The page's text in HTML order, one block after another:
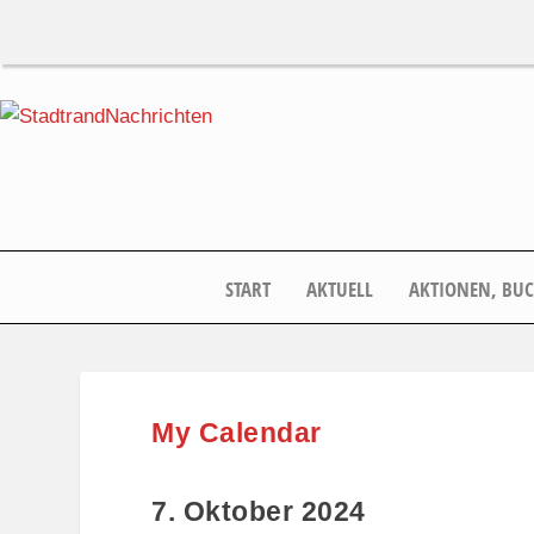
START AKTUELL AKTIONEN,
My Calendar
7. Oktober 2024